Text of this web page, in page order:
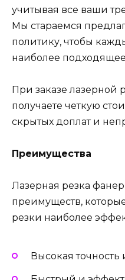
учитывая все ваши
Мы стараемся
политику, чтобы
наиболее
При заказе лазерной
получаете четкую
скрытых доплат и
Преимущества
Лазерная резка
преимуществ,
резки наиболее
Высокая точность